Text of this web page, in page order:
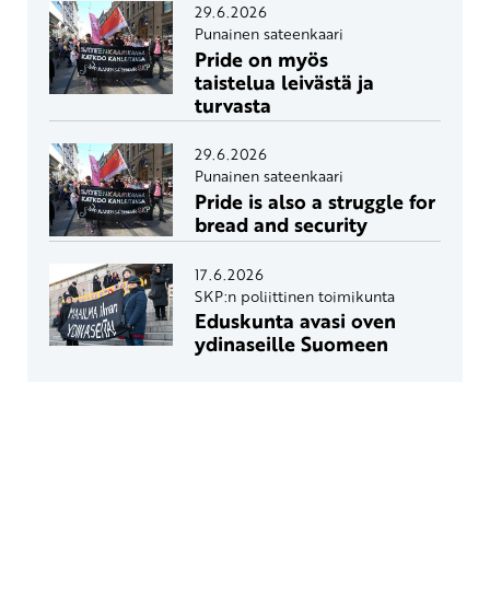
29.6.2026
Punainen sateenkaari
Pride on myös
taistelua leivästä ja
turvasta
29.6.2026
Punainen sateenkaari
Pride is also a struggle for
bread and security
17.6.2026
SKP:n poliittinen toimikunta
Eduskunta avasi oven
ydinaseille Suomeen